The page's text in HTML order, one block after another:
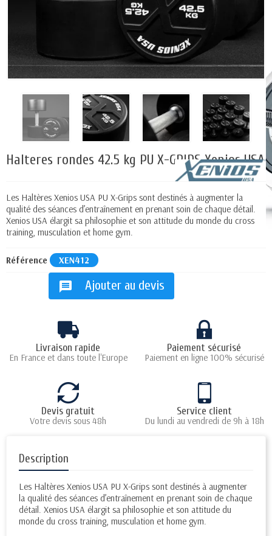
Halteres rondes 42.5 kg PU X-GRIPS Xenios USA
Les Haltères Xenios USA PU X-Grips sont destinés à augmenter la
qualité des séances d’entraînement en prenant soin de chaque détail.
Xenios USA élargit sa philosophie et son attitude du monde du cross
training, musculation et home gym.
Référence XEN412
message Ajouter au devis
Livraison rapide
En France et dans toute l'Europe
Paiement sécurisé
Paiement en ligne 100% sécurisé
Devis gratuit
Votre devis sous 48h
Service client
Du lundi au vendredi de 9h à 18h
Description
Les Haltères Xenios USA PU X-Grips sont destinés à augmenter
la qualité des séances d’entraînement en prenant soin de chaque
détail. Xenios USA élargit sa philosophie et son attitude du
monde du cross training, musculation et home gym.